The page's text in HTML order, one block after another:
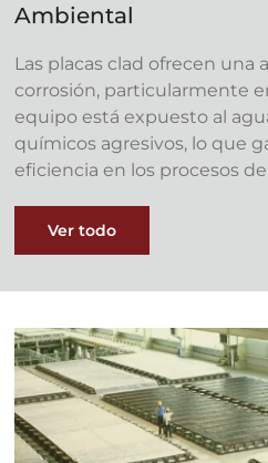
Ambiental
Las placas clad ofrecen una
corrosión, particularmente
equipo está expuesto al
químicos agresivos, lo que
eficiencia en los procesos
Ver todo